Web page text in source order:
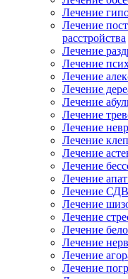
Лечение
Лечение
расстройства
Лечение
Лечение
Лечение
Лечение
Лечение
Лечение
Лечение
Лечение
Лечение
Лечение
Лечение
Лечение
Лечение
Лечение
Лечение
Лечение
Лечение
Лечение